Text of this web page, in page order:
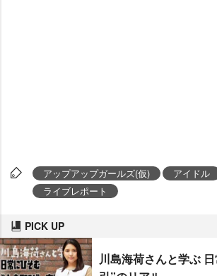
アップアップガールズ(仮)
アイドル
ライブレポート
PICK UP
川島海荷さんと学ぶ